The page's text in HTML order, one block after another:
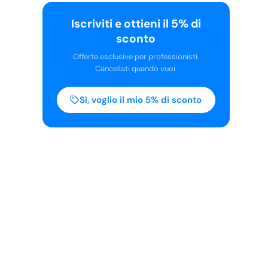
Iscriviti e ottieni il 5% di
sconto
Offerte esclusive per professionisti.
Cancellati quando vuoi.
Sì, voglio il mio 5% di sconto